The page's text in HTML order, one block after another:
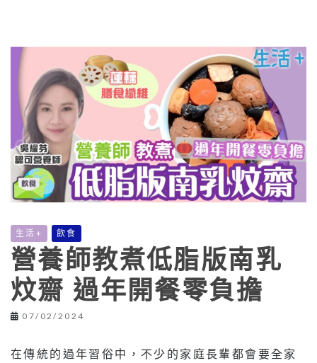
生活+ 飲食
營養師教煮低脂版南乳
炆齋 過年開餐零負擔
07/02/2024
在傳統的過年習俗中，不少的家庭長輩都會要全家